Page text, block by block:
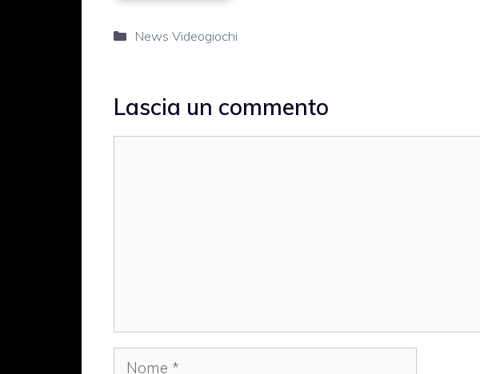
Categorie
News Videogiochi
Lascia un commento
Nome